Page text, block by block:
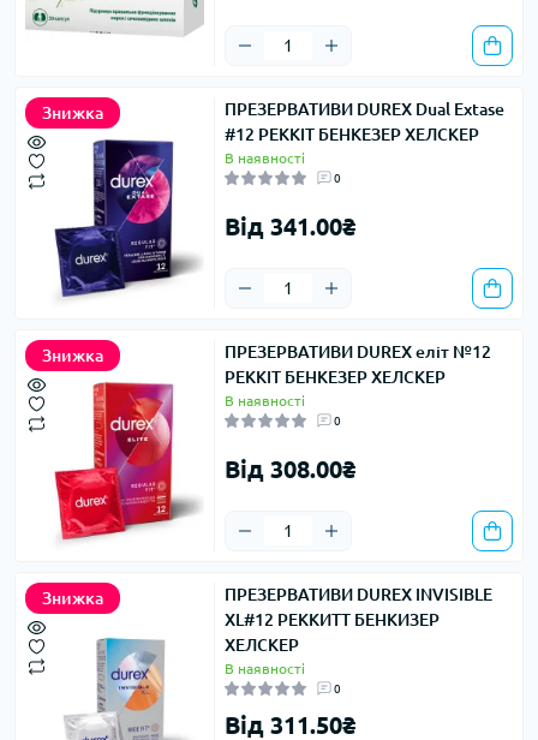
Знижка
ПРЕЗЕРВАТИВИ DUREX Dual Extase
#12 РЕККІТ БЕНКЕЗЕР ХЕЛСКЕР
В наявності
0
Від 341.00₴
Знижка
ПРЕЗЕРВАТИВИ DUREX еліт №12
РЕККІТ БЕНКЕЗЕР ХЕЛСКЕР
В наявності
0
Від 308.00₴
Знижка
ПРЕЗЕРВАТИВИ DUREX INVISIBLE
XL#12 РЕККИТТ БЕНКИЗЕР
ХЕЛСКЕР
В наявності
0
Від 311.50₴